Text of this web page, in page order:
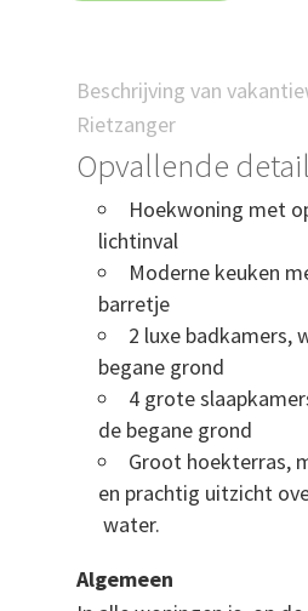
Beschrijving van
Rietzanger
Opvallende
Hoekwoning met
lichtinval
Moderne keuken
barretje
2 luxe badkamers,
begane grond
4 grote
de begane grond
Groot hoekterras,
en prachtig uitzicht
water.
Algemeen